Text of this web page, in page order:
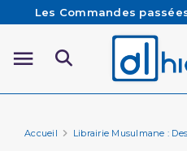
Les Commandes
sont préparées et
Besoin d'aide ?
Livraison offerte à
Accueil Librairie Musulmane :